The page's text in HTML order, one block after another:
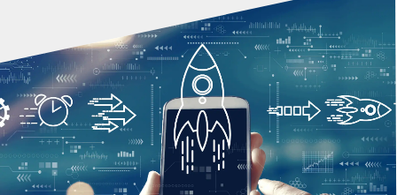
imagyの配信は世界中に存在しているAWSのサーバーを
利用しています。
ユーザーのアクセスの最も近いサーバーから配信される
ので高速配信が可能になっています。